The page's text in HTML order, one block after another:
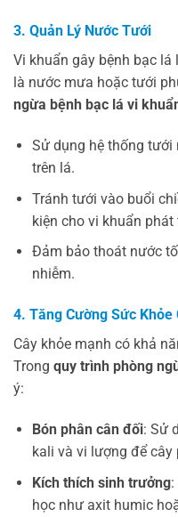
3. Quản Lý Nước Tưới
Vi khuẩn gây bệnh bạc
là nước mưa hoặc tưới
ngừa bệnh bạc lá vi
Sử dụng hệ thống tưới
trên lá.
Tránh tưới vào buổi
kiện cho vi khuẩn phát
Đảm bảo thoát nước
nhiễm.
4. Tăng Cường Sức Khỏe
Cây khỏe mạnh có khả
Trong quy trình phòng
ý:
Bón phân cân đối: Sử
kali và vi lượng để cây
Kích thích sinh trưởng:
học như axit humic